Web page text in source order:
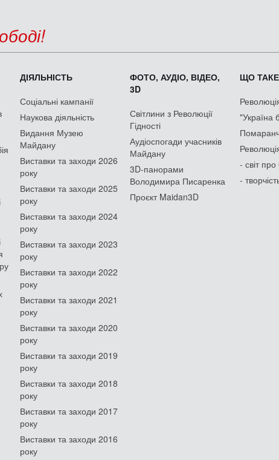
ДІЯЛЬНІСТЬ
Соціальні кампанії
Наукова діяльність
Видання Музею
Майдану
Виставки та заходи 2026
року
Виставки та заходи 2025
року
Виставки та заходи 2024
року
Виставки та заходи 2023
року
Виставки та заходи 2022
року
Виставки та заходи 2021
року
Виставки та заходи 2020
року
Виставки та заходи 2019
року
Виставки та заходи 2018
року
Виставки та заходи 2017
року
Виставки та заходи 2016
року
ФОТО, АУДІО, ВІДЕО,
3D
Світлини з Революції
Гідності
Аудіоспогади учасників
Майдану
3D-панорами
Володимира Писаренка
Проєкт Maidan3D
ЩО
"Україна
- світ
-